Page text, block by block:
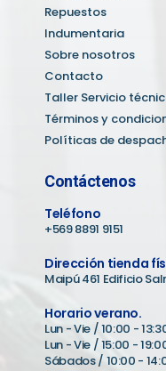
Repuestos
Indumentaria
Sobre nosotros
Contacto
Taller Servicio
Términos y
Políticas de
Contáctenos
Teléfono
+569 8891 9151
Dirección tienda
Maipú 461 Edificio
Horario verano.
Lun - Vie / 10:00 -
Lun - Vie / 15:00 -
Sábados / 10:00 -